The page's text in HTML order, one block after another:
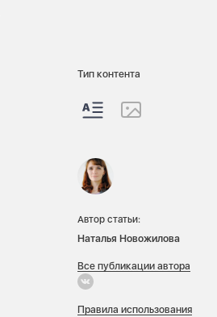
Тип контента
Автор статьи:
Наталья Новожилова
Все публикации автора
Правила использования